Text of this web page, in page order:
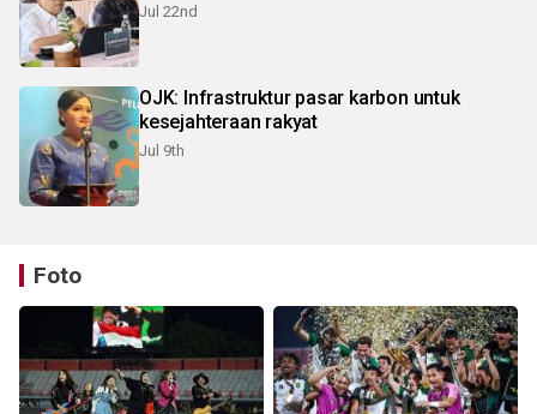
Jul 22nd
OJK: Infrastruktur pasar karbon untuk
kesejahteraan rakyat
Jul 9th
Foto